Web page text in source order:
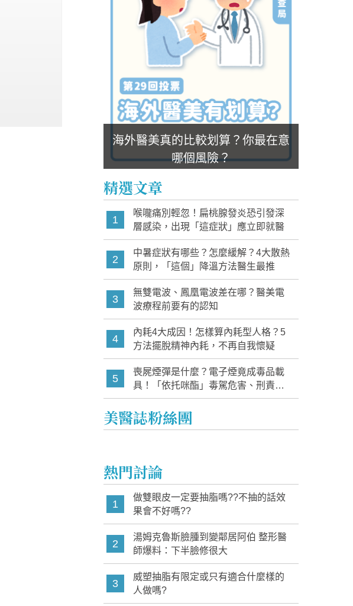
海外醫美真的比較划算？你最在意
哪個風險？
精選文章
1
喉嚨痛別輕忽！扁桃腺發炎恐引發深
層感染，出現「這症狀」應立即就醫
2
中暑症狀有哪些？怎麼緩解？4大散熱
原則，「這個」降溫方法醫生最推
3
無雙電波、鳳凰電波差在哪？醫美電
波療程前要有的認知
4
內耗4大成因！怎樣算內耗型人格？5
方法擺脫精神內耗，不再自我懷疑
5
喪屍煙彈是什麼？電子煙竟成毒品載
具！「依托咪酯」毒駕危害、刑責與
家長必知警訊
美醫誌粉絲團
熱門討論
1
做雙眼皮一定要抽脂嗎??不抽的話效
果會不好嗎??
2
湯姆克魯斯臉腫到變鄰居阿伯 整形醫
師爆料：下半臉修很大
3
威塑抽脂有限定或只有適合什麼樣的
人做嗎?